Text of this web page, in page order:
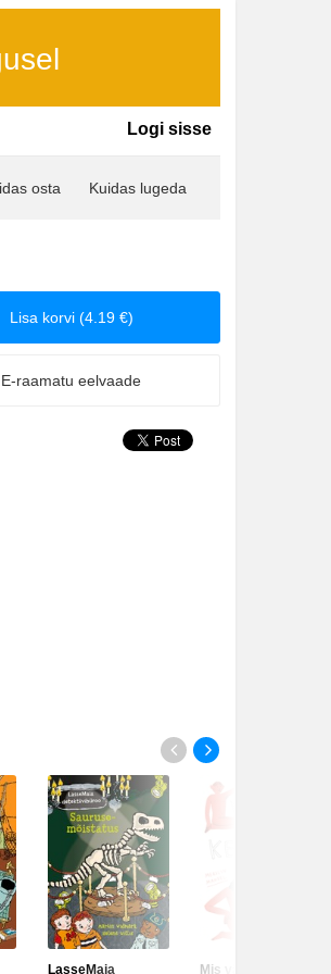
Logi sisse
osta Kuidas lugeda
Lisa korvi (4.19 €)
E-raamatu eelvaade
LasseMaia Mis värk nende